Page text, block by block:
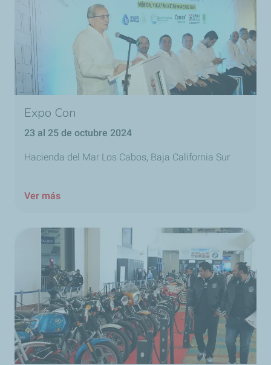
Expo Con
23 al 25 de octubre 2024
Hacienda del Mar Los Cabos, Baja California Sur
Ver más